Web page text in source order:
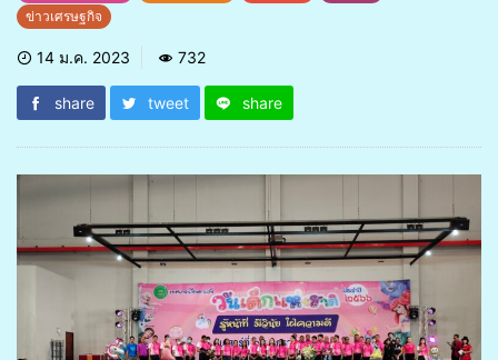
ข่าวเศรษฐกิจ
14 ม.ค. 2023 732
share tweet share